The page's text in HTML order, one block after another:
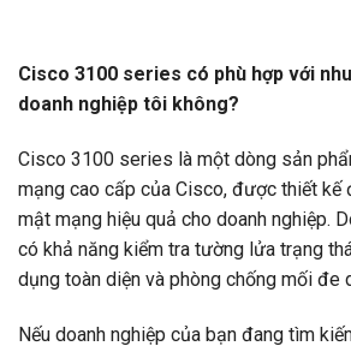
Cisco 3100 series có phù hợp với
doanh nghiệp tôi không?
Cisco 3100 series là một dòng sản
mạng cao cấp của Cisco, được thiết kế
mật mạng hiệu quả cho doanh nghiệp.
có khả năng kiểm tra tường lửa trạng
dụng toàn diện và phòng chống mối đe
Nếu doanh nghiệp của bạn đang tìm